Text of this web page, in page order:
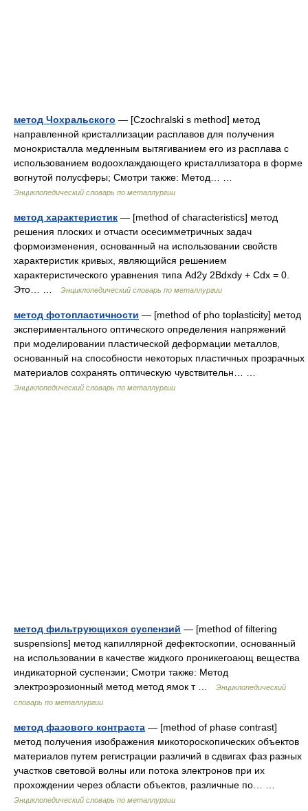
метод Чохральского — [Czochralski s method] метод
направленной кристаллизации расплавов для получения
монокристалла медленным вытягиванием его из расплава с
использованием водоохлаждающего кристаллизатора в форме
вогнутой полусферы; Смотри также: Метод… …
Энциклопедический словарь по металлургии
метод характеристик — [method of characteristics] метод
решения плоских и отчасти осесимметричных задач
формоизменения, основанный на использовании свойств
характеристик кривых, являющийся решением
характеристического уравнения типа Ad2y 2Bdxdy + Cdx = 0.
Это… …
Энциклопедический словарь по металлургии
метод фотопластичности — [method of pho toplasticity] метод
экспериментального оптического определения напряжений
при моделировании пластической деформации металлов,
основанный на способности некоторых пластичных прозрачных
материалов сохранять оптическую чувствительн… …
Энциклопедический словарь по металлургии
метод фильтрующихся суспензий — [method of filtering
suspensions] метод капиллярной дефектоскопии, основанный
на использовании в качестве жидкого проникегоающ вещества
индикаторной суспензии; Смотри также: Метод
электроэрозионный метод метод ямок т …
Энциклопедический
словарь по металлургии
метод фазового контраста — [method of phase contrast]
метод получения изображения микотороскопических объектов
материалов путем регистрации различий в сдвигах фаз разных
участков световой волны или потока электронов при их
прохождении через области объектов, различные по… …
Энциклопедический словарь по металлургии